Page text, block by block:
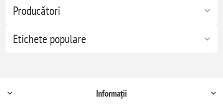
Producători
Etichete populare
Informații